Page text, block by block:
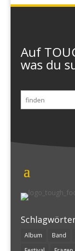
Auf
was du
Suchen
nach:
Album Band